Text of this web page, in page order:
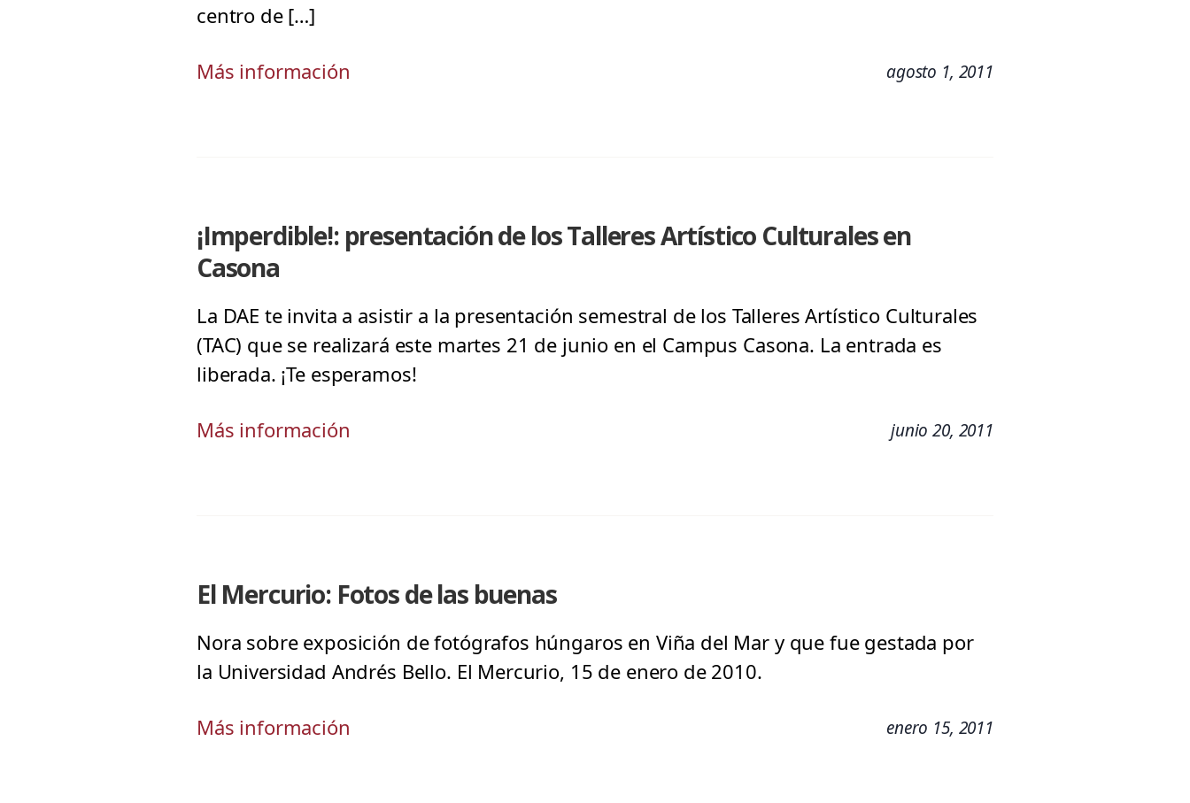
centro de […]
Más información agosto 1, 2011
¡Imperdible!: presentación de los Talleres Artístico Culturales en
Casona
La DAE te invita a asistir a la presentación semestral de los Talleres Artístico Culturales
(TAC) que se realizará este martes 21 de junio en el Campus Casona. La entrada es
liberada. ¡Te esperamos!
Más información junio 20, 2011
El Mercurio: Fotos de las buenas
Nora sobre exposición de fotógrafos húngaros en Viña del Mar y que fue gestada por
la Universidad Andrés Bello. El Mercurio, 15 de enero de 2010.
Más información enero 15, 2011